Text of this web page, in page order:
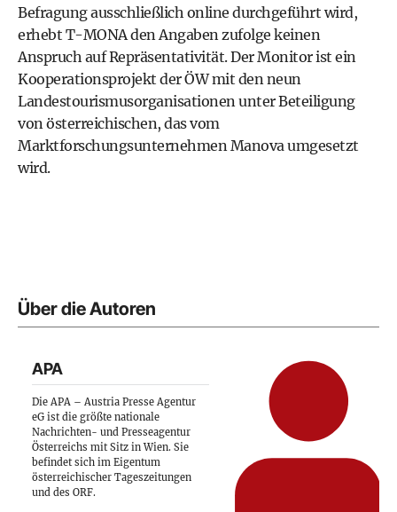
Befragung ausschließlich online durchgeführt wird,
erhebt T-MONA den Angaben zufolge keinen
Anspruch auf Repräsentativität. Der Monitor ist ein
Kooperationsprojekt der ÖW mit den neun
Landestourismusorganisationen unter Beteiligung
von österreichischen, das vom
Marktforschungsunternehmen Manova umgesetzt
wird.
Über die Autoren
APA
Die APA – Austria Presse Agentur
eG ist die größte nationale
Nachrichten- und Presseagentur
Österreichs mit Sitz in Wien. Sie
befindet sich im Eigentum
österreichischer Tageszeitungen
und des ORF.